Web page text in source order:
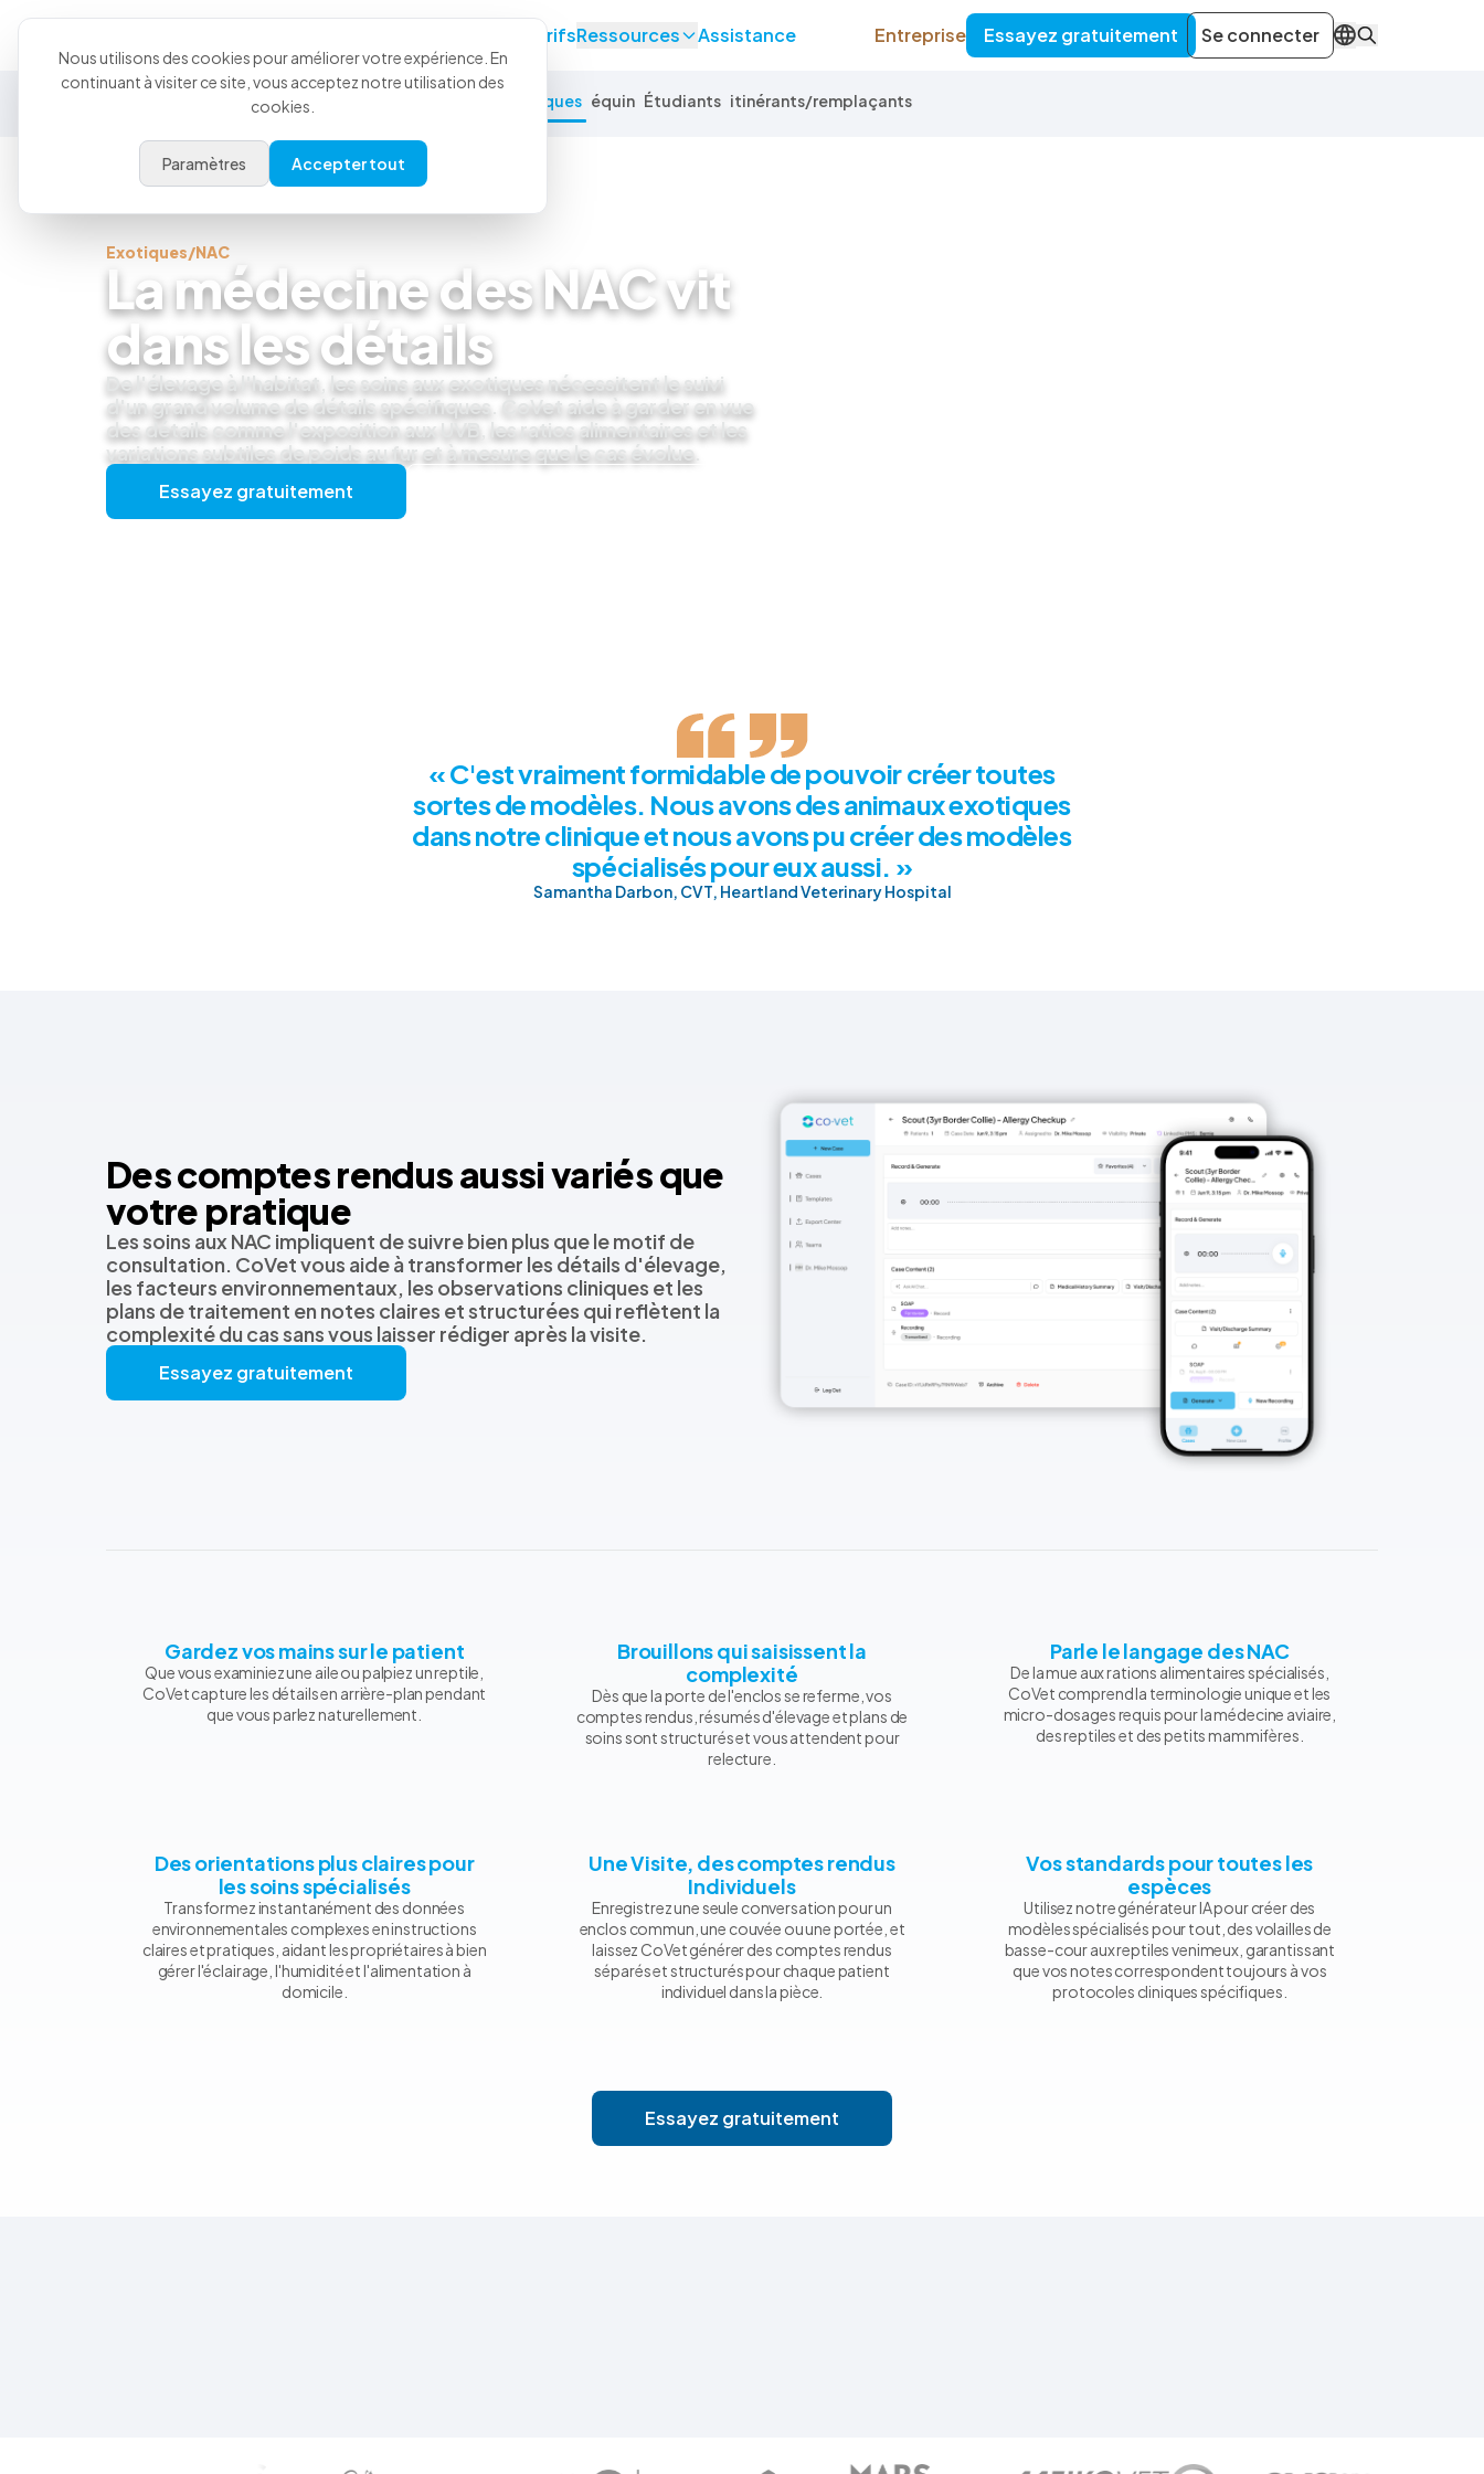
TarifsRessources Assistance Entreprise Essayez gratuitement Se connecter FR
Médecine générale Urgence Animaux exotiques équin Étudiants itinérants/remplaçants
Exotiques/NAC
La médecine des NAC vit
dans les détails
De l'élevage à l'habitat, les soins aux exotiques nécessitent le suivi
d'un grand volume de détails spécifiques. CoVet aide à garder en vue
des détails comme l'exposition aux UVB, les ratios alimentaires et les
variations subtiles de poids au fur et à mesure que le cas évolue.
Essayez gratuitement
« C'est vraiment formidable de pouvoir créer toutes
sortes de modèles. Nous avons des animaux exotiques
dans notre clinique et nous avons pu créer des modèles
spécialisés pour eux aussi. »
Samantha Darbon, CVT, Heartland Veterinary Hospital
Des comptes rendus aussi variés que
votre pratique
Les soins aux NAC impliquent de suivre bien plus que le motif de
consultation. CoVet vous aide à transformer les détails d'élevage,
les facteurs environnementaux, les observations cliniques et les
plans de traitement en notes claires et structurées qui reflètent la
complexité du cas sans vous laisser rédiger après la visite.
Essayez gratuitement
Gardez vos mains sur le patient
Que vous examiniez une aile ou palpiez un reptile,
CoVet capture les détails en arrière-plan pendant
que vous parlez naturellement.
Brouillons qui saisissent la
complexité
Dès que la porte de l'enclos se referme, vos
comptes rendus, résumés d'élevage et plans de
soins sont structurés et vous attendent pour
relecture.
Parle le langage des NAC
De la mue aux rations alimentaires spécialisés,
CoVet comprend la terminologie unique et les
micro-dosages requis pour la médecine aviaire,
des reptiles et des petits mammifères.
Des orientations plus claires pour
les soins spécialisés
Transformez instantanément des données
environnementales complexes en instructions
claires et pratiques, aidant les propriétaires à bien
gérer l'éclairage, l'humidité et l'alimentation à
domicile.
Une Visite, des comptes rendus
Individuels
Enregistrez une seule conversation pour un
enclos commun, une couvée ou une portée, et
laissez CoVet générer des comptes rendus
séparés et structurés pour chaque patient
individuel dans la pièce.
Vos standards pour toutes les
espèces
Utilisez notre générateur IA pour créer des
modèles spécialisés pour tout, des volailles de
basse-cour aux reptiles venimeux, garantissant
que vos notes correspondent toujours à vos
protocoles cliniques spécifiques.
Essayez gratuitement
Nous utilisons des cookies pour améliorer votre expérience. En
continuant à visiter ce site, vous acceptez notre utilisation des
cookies.
Paramètres Accepter tout